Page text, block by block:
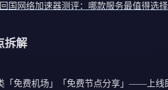
回国网络加速器测评：哪款服务最值得选
拆解
「免费机场」「免费节点分享」——上线